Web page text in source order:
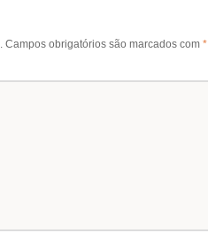
Campos obrigatórios são marcados com *